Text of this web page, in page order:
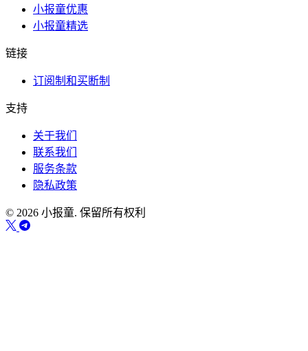
小报童优惠
小报童精选
链接
订阅制和买断制
支持
关于我们
联系我们
服务条款
隐私政策
© 2026 小报童. 保留所有权利